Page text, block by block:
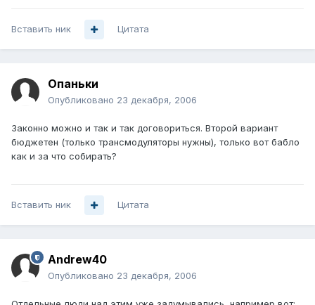
Вставить ник Цитата
Опаньки
Опубликовано 23 декабря, 2006
Законно можно и так и так договориться. Второй вариант
бюджетен (только трансмодуляторы нужны), только вот бабло
как и за что собирать?
Вставить ник Цитата
Andrew40
Опубликовано 23 декабря, 2006